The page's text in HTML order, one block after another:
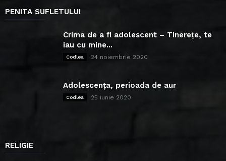
PENITA SUFLETULUI
Crima de a fi adolescent – Tinerețe, te
iau cu mine...
Codlea 24 noiembrie 2020
Adolescența, perioada de aur
Codlea 25 iunie 2020
RELIGIE